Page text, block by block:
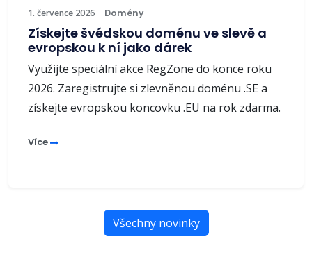
1. července 2026 Domény
Získejte švédskou doménu ve slevě a
evropskou k ní jako dárek
Využijte speciální akce RegZone do konce roku
2026. Zaregistrujte si zlevněnou doménu .SE a
získejte evropskou koncovku .EU na rok zdarma.
Více
Všechny novinky